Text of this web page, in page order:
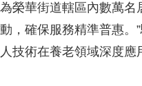
華街道轄區內數萬名
，確保服務精準普惠
技術在養老領域深度應